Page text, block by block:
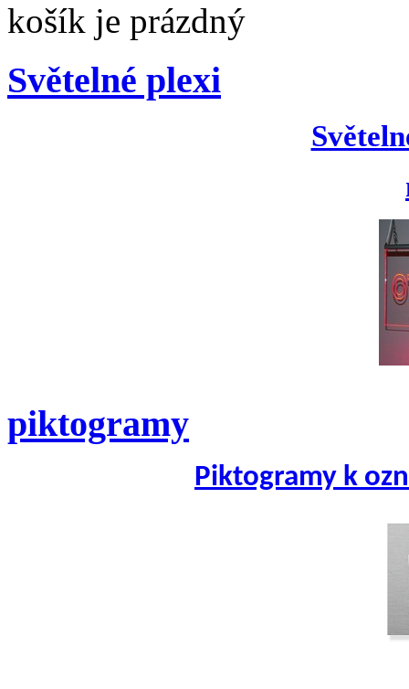
košík je prázdný
Světelné plexi
piktogramy
Piktogramy k